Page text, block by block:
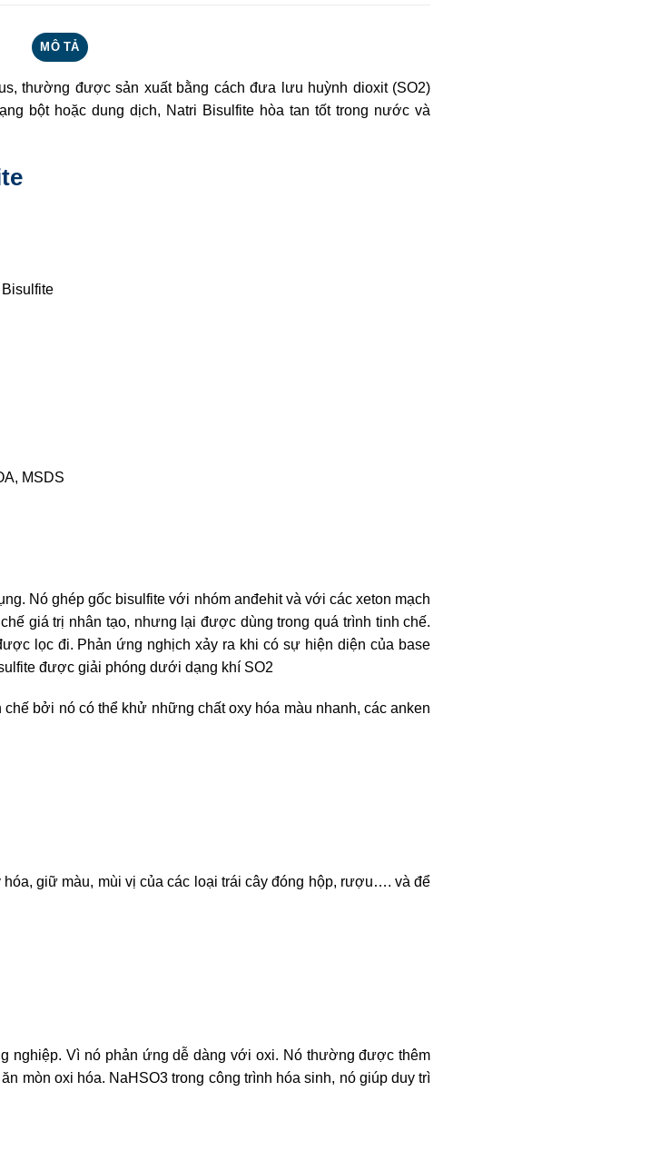
MÔ TẢ
thường được sản xuất bằng cách đưa lưu huỳnh dioxit (SO2)
bột hoặc dung dịch, Natri Bisulfite hòa tan tốt trong nước và
MSDS
Nó ghép gốc bisulfite với nhóm anđehit và với các xeton mạch
giá trị nhân tạo, nhưng lại được dùng trong quá trình tinh chế.
lọc đi. Phản ứng nghịch xảy ra khi có sự hiện diện của base
được giải phóng dưới dạng khí SO2
bởi nó có thể khử những chất oxy hóa màu nhanh, các anken
giữ màu, mùi vị của các loại trái cây đóng hộp, rượu…. và để
nghiệp. Vì nó phản ứng dễ dàng với oxi. Nó thường được thêm
mòn oxi hóa. NaHSO3 trong công trình hóa sinh, nó giúp duy trì